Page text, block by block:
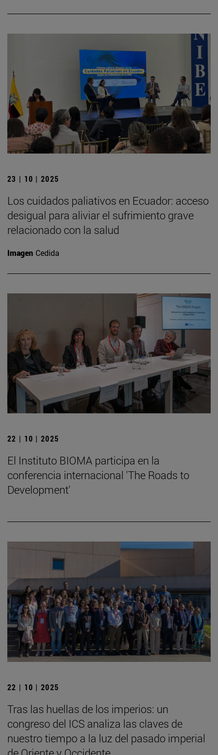
23 | 10 | 2025
Los cuidados paliativos en Ecuador: acceso
desigual para aliviar el sufrimiento grave
relacionado con la salud
Imagen Cedida
22 | 10 | 2025
El Instituto BIOMA participa en la
conferencia internacional 'The Roads to
Development'
22 | 10 | 2025
Tras las huellas de los imperios: un
congreso del ICS analiza las claves de
nuestro tiempo a la luz del pasado imperial